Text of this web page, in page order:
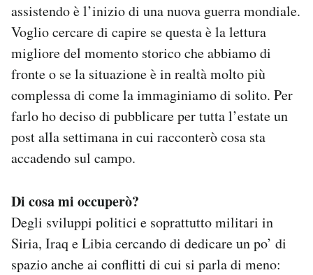
assistendo è l’inizio di una nuova guerra mondiale.
Voglio cercare di capire se questa è la lettura
migliore del momento storico che abbiamo di
fronte o se la situazione è in realtà molto più
complessa di come la immaginiamo di solito. Per
farlo ho deciso di pubblicare per tutta l’estate un
post alla settimana in cui racconterò cosa sta
accadendo sul campo.
Di cosa mi occuperò?
Degli sviluppi politici e soprattutto militari in
Siria, Iraq e Libia cercando di dedicare un po’ di
spazio anche ai conflitti di cui si parla di meno: